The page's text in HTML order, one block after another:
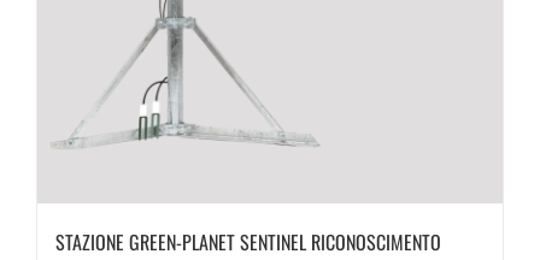
STAZIONE GREEN-PLANET SENTINEL RICONOSCIMENTO